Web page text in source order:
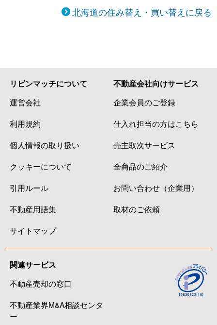
北海道の住み替え・買い替えに戻る
リビンマッチについて
運営会社
利用規約
個人情報の取り扱い
クッキーについて
引用ルール
不動産用語集
サイトマップ
不動産会社向けサービス
企業会員のご登録
仕入れ担当の方はこちら
売主取次サービス
全商品のご紹介
お問い合わせ（企業用）
取材のご依頼
関連サービス
不動産売却の窓口
不動産業界M&A相談センタ
ー